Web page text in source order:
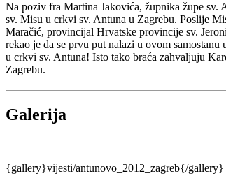
Na poziv fra Martina Jakovića, župnika župe sv.
sv. Misu u crkvi sv. Antuna u Zagrebu. Poslije
Maračić, provincijal Hrvatske provincije sv.
rekao je da se prvu put nalazi u ovom
u crkvi sv. Antuna! Isto tako braća zahvaljuju
Zagrebu.
Galerija
{gallery}vijesti/antunovo_2012_zagreb{/gallery}